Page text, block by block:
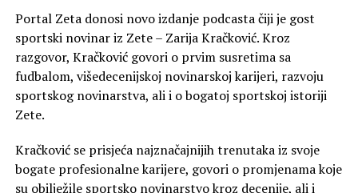
Portal Zeta donosi novo izdanje podcasta čiji je gost
sportski novinar iz Zete – Zarija Kračković. Kroz
razgovor, Kračković govori o prvim susretima sa
fudbalom, višedecenijskoj novinarskoj karijeri, razvoju
sportskog novinarstva, ali i o bogatoj sportskoj istoriji
Zete.
Kračković se prisjeća najznačajnijih trenutaka iz svoje
bogate profesionalne karijere, govori o promjenama koje
su obilježile sportsko novinarstvo kroz decenije, ali i